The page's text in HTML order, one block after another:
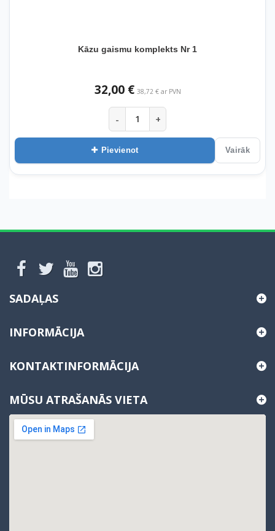
Kāzu gaismu komplekts Nr 1
32,00 € 38,72 € ar PVN
- +
Pievienot Vairāk
SADAĻAS
INFORMĀCIJA
KONTAKTINFORMĀCIJA
MŪSU ATRAŠANĀS VIETA